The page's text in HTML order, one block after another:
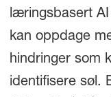
læringsbasert
kan oppdage
hindringer som
identifisere søl.